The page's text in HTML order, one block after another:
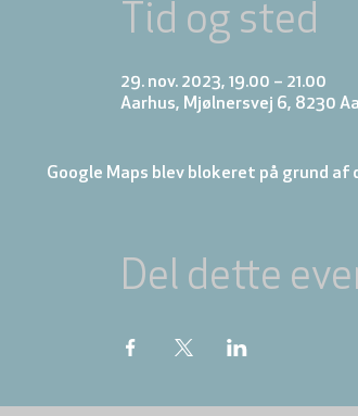
Tid og sted
29. nov. 2023, 19.00 – 21.00
Aarhus, Mjølnersvej 6, 8230
Google Maps blev blokeret på grund
Del dette